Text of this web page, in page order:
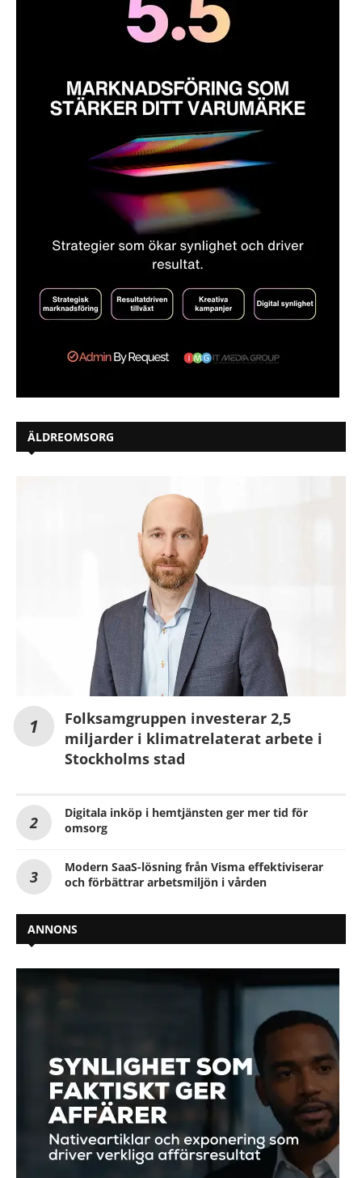
ÄLDREOMSORG
Folksamgruppen investerar 2,5
miljarder i klimatrelaterat arbete i
Stockholms stad
Digitala inköp i hemtjänsten ger mer tid för
omsorg
Modern SaaS-lösning från Visma effektiviserar
och förbättrar arbetsmiljön i vården
ANNONS